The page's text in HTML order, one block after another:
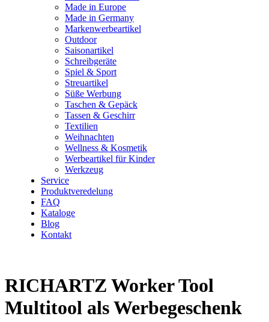
Made in Europe
Made in Germany
Markenwerbeartikel
Outdoor
Saisonartikel
Schreibgeräte
Spiel & Sport
Streuartikel
Süße Werbung
Taschen & Gepäck
Tassen & Geschirr
Textilien
Weihnachten
Wellness & Kosmetik
Werbeartikel für Kinder
Werkzeug
Service
Produktveredelung
FAQ
Kataloge
Blog
Kontakt
RICHARTZ Worker Tool
Multitool als Werbegeschenk